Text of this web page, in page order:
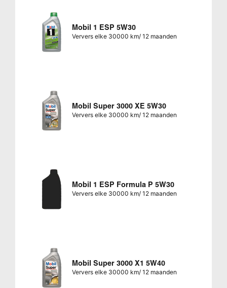
Mobil 1 ESP 5W30
Ververs elke 30000 km/ 12 maanden
Mobil Super 3000 XE 5W30
Ververs elke 30000 km/ 12 maanden
Mobil 1 ESP Formula P 5W30
Ververs elke 30000 km/ 12 maanden
Mobil Super 3000 X1 5W40
Ververs elke 30000 km/ 12 maanden